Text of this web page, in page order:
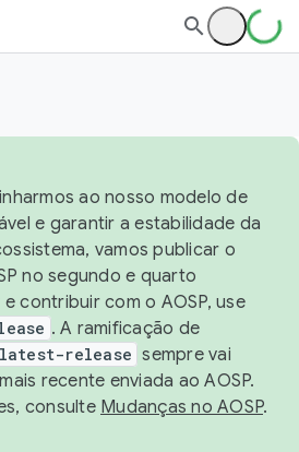
ao nosso modelo de
e garantir a estabilidade da
vamos publicar o
no segundo e quarto
contribuir com o AOSP, use
. A ramificação de
release sempre vai
recente enviada ao AOSP.
consulte Mudanças no AOSP.